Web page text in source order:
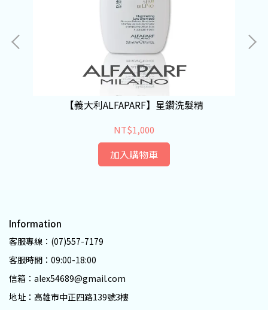
【義大利ALFAPARF】星鑽洗髮精
NT$1,000
加入購物車
Information
客服專線：(07)557-7179
客服時間：09:00-18:00
信箱：alex54689@gmail.com
地址：高雄市中正四路139號3樓